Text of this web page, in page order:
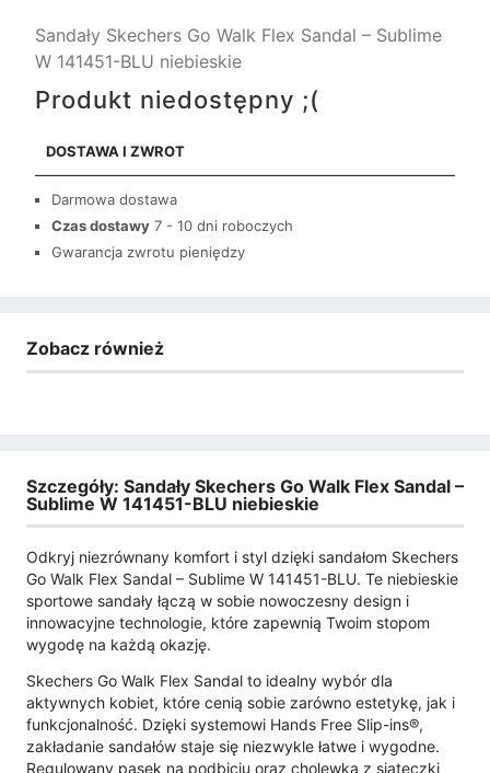
Sandały Skechers Go Walk Flex Sandal – Sublime
W 141451-BLU niebieskie
Produkt niedostępny ;(
DOSTAWA I ZWROT
Darmowa dostawa
Czas dostawy 7 - 10 dni roboczych
Gwarancja zwrotu pieniędzy
Zobacz również
Szczegóły: Sandały Skechers Go Walk Flex Sandal –
Sublime W 141451-BLU niebieskie
Odkryj niezrównany komfort i styl dzięki sandałom Skechers
Go Walk Flex Sandal – Sublime W 141451-BLU. Te niebieskie
sportowe sandały łączą w sobie nowoczesny design i
innowacyjne technologie, które zapewnią Twoim stopom
wygodę na każdą okazję.
Skechers Go Walk Flex Sandal to idealny wybór dla
aktywnych kobiet, które cenią sobie zarówno estetykę, jak i
funkcjonalność. Dzięki systemowi Hands Free Slip-ins®,
zakładanie sandałów staje się niezwykle łatwe i wygodne.
Regulowany pasek na podbiciu oraz cholewka z siateczki